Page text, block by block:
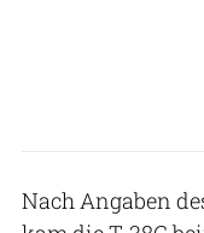
Nach Angaben